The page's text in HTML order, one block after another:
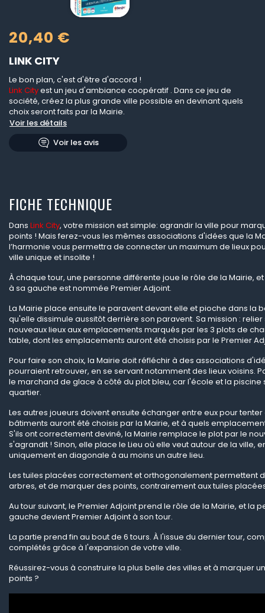
20,40 €
LINK CITY
Le bon plan, c'est d'être d'accord !
Link Cityest un jeu d'ambiance coopératif . Dans ce jeu de
société, créez la plus grande ville possible en devinant quels
choix seront faits par la Mairie.
Voir les détails
Voir les avis
FICHE TECHNIQUE
Dans Link City, votre mission est simple: agrandir la ville pour
points ! Mais ferez-vous les mêmes associations d'idées que la
l’harmonie vous permettra de connecter un maximum de lieux
ville unique et insolite !
À chaque tour, une personne différente joue le rôle de la Mairie,
à sa gauche est nommée Premier Adjoint.
La Mairie place ensuite le paravent devant elle et pioche dans la
qu'elle dissimule aussitôt derrière son paravent. Sa mission :
nouveaux lieux aux emplacements marqués par les 3 plots de
table, dont les emplacements auront été choisis par le Premier
Pour faire son choix, la Mairie doit réfléchir à des associations
pourraient retrouver, en se servant notamment des lieux voisins.
le marchand de glace à côté du plot bleu, car l'école et la piscine
quartier.
Les autres joueurs doivent ensuite échanger entre eux pour
bâtiments auront été choisis par la Mairie, et à quels
S'ils ont correctement deviné, la Mairie remplace le plot par le
s'agrandit ! Sinon, elle place le Lieu où elle veut autour de la ville,
uniquement en diagonale à au moins un autre lieu.
Les tuiles placées correctement et orthogonalement permettent
arbres, et de marquer des points, contrairement aux tuiles
Au tour suivant, le Premier Adjoint prend le rôle de la Mairie, et la
gauche devient Premier Adjoint à son tour.
La partie prend fin au bout de 6 tours. À l'issue du dernier tour,
complétés grâce à l'expansion de votre ville.
Réussirez-vous à construire la plus belle des villes et à marquer
points ?